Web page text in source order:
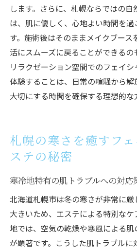
します。さらに、札幌ならではの
は、肌に優しく、心地よい時間を過
す。施術後はそのままメイクブース
活にスムーズに戻ることができるの
リラクゼーション空間でのフェイ
体験することは、日常の喧騒から
大切にする時間を確保する理想的な
札幌の寒さを癒すフ
ステの秘密
寒冷地特有の肌トラブルへの対応
北海道札幌市は冬の寒さが非常に
大きいため、エステによる特別な
地では、空気の乾燥や寒風による
が顕著です。こうした肌トラブルに